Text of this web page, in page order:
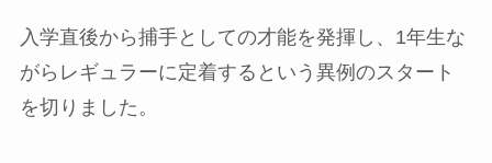
入学直後から捕手としての才能を発揮し、1年生な
がらレギュラーに定着するという異例のスタート
を切りました。